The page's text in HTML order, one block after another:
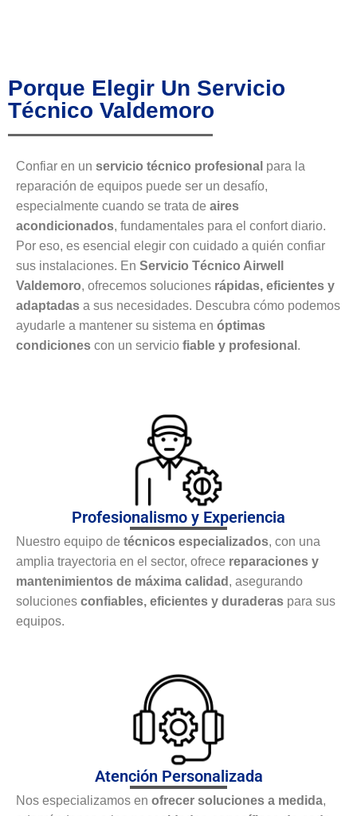
Porque Elegir Un Servicio
Técnico Valdemoro
Confiar en un servicio técnico profesional para la
reparación de equipos puede ser un desafío,
especialmente cuando se trata de aires
acondicionados, fundamentales para el confort diario.
Por eso, es esencial elegir con cuidado a quién confiar
sus instalaciones. En Servicio Técnico Airwell
Valdemoro, ofrecemos soluciones rápidas, eficientes y
adaptadas a sus necesidades. Descubra cómo podemos
ayudarle a mantener su sistema en óptimas
condiciones con un servicio fiable y profesional .
Profesionalismo y Experiencia
Nuestro equipo de técnicos especializados, con una
amplia trayectoria en el sector, ofrece reparaciones y
mantenimientos de máxima calidad , asegurando
soluciones confiables, eficientes y duraderas para sus
equipos.
Atención Personalizada
Nos especializamos en ofrecer soluciones a medida,